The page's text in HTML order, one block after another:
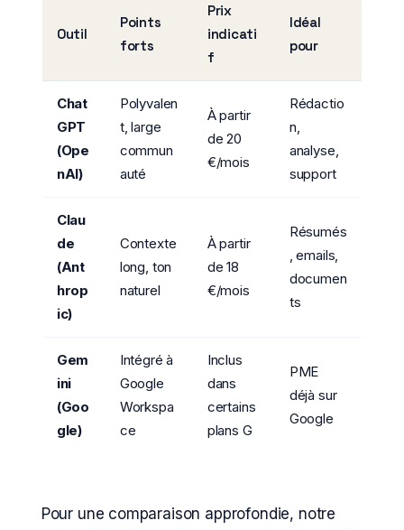
Outil
Points
forts
Prix
indicati
f
Idéal
pour
Chat
GPT
(Ope
nAI)
Polyvalen
t, large
commun
auté
À partir
de 20
€/mois
Rédactio
n,
analyse,
support
Clau
de
(Ant
hrop
ic)
Contexte
long, ton
naturel
À partir
de 18
€/mois
Résumés
, emails,
documen
ts
Gem
ini
(Goo
gle)
Intégré à
Google
Workspa
ce
Inclus
dans
certains
plans G
PME
déjà sur
Google
Pour une comparaison approfondie, notre